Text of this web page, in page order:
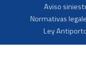
Aviso
Normativas
Ley